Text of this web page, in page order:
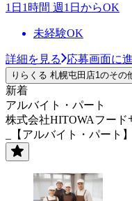
1日1時間 週1日からOK
未経験OK
詳細を見る 応募画面に
りらくる 札幌屯田店1のその
新着
アルバイト・パート
株式会社HITOWAフード
_【アルバイト・パート